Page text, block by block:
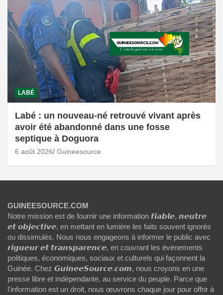
LABÉ
Labé : un nouveau-né retrouvé vivant après
avoir été abandonné dans une fosse
septique à Doguora
6 août 2026 Guineesource
GUINEESOURCE.COM
Notre mission est de fournir une information 𝙛𝙞𝙖𝙗𝙡𝙚, 𝙣𝙚𝙪𝙩𝙧𝙚
𝙚𝙩 𝙤𝙗𝙟𝙚𝙘𝙩𝙞𝙫𝙚, en mettant en lumière les faits souvent ignorés
ou dissimulés. Nous nous engageons à informer le public avec
𝙧𝙞𝙜𝙪𝙚𝙪𝙧 𝙚𝙩 𝙩𝙧𝙖𝙣𝙨𝙥𝙖𝙧𝙚𝙣𝙘𝙚, en couvrant les événements
politiques, économiques, sociaux et culturels qui façonnent la
Guinée. Chez 𝙂𝙪𝙞𝙣𝙚𝙚𝙎𝙤𝙪𝙧𝙘𝙚.𝙘𝙤𝙢, nous croyons en une
presse libre et indépendante, au service du peuple. Parce que
l'information est un droit, nous œuvrons chaque jour pour offrir à